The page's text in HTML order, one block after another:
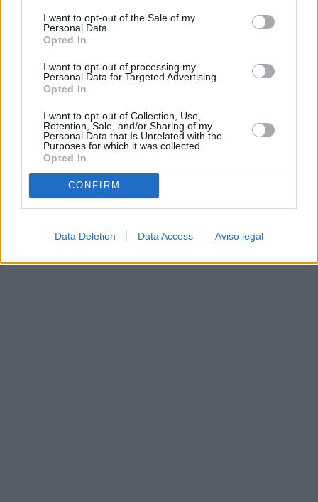
cualquier momento entrando de nuevo en este sitio web o
visitando nuestra política de privacidad.
I want to opt-out of the Sale of my
Personal Data.
Opted In
I want to opt-out of processing my
Personal Data for Targeted Advertising.
Opted In
I want to opt-out of Collection, Use,
Retention, Sale, and/or Sharing of my
Personal Data that Is Unrelated with the
Purposes for which it was collected.
Opted In
CONFIRM
Data Deletion Data Access Aviso legal